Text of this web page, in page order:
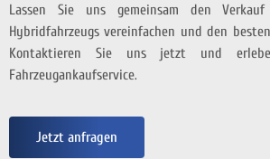
Lassen Sie uns gemeinsam den
Hybridfahrzeugs vereinfachen und den
Kontaktieren Sie uns jetzt und
Fahrzeugankaufservice.
Jetzt anfragen